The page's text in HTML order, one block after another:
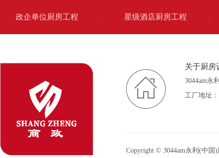
政企单位厨房工程 / 星级酒店厨房工程 /
关于厨房
3044am永
工厂地址
Copyright © 3044am永利(中